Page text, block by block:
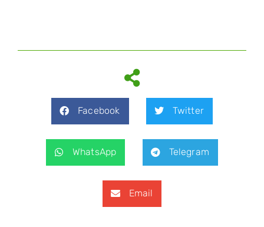
Facebook Twitter
WhatsApp Telegram
Email